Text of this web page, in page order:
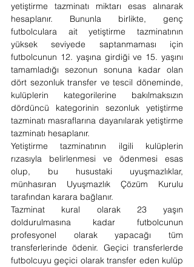
yetiştirme tazminatı miktarı esas alınarak
hesaplanır. Bununla birlikte, genç
futbolculara ait yetiştirme tazminatının
yüksek seviyede saptanmaması için
futbolcunun 12. yaşına girdiği ve 15. yaşını
tamamladığı sezonun sonuna kadar olan
dört sezonluk transfer ve tescil döneminde,
kulüplerin kategorilerine bakılmaksızın
dördüncü kategorinin sezonluk yetiştirme
tazminatı masraflarına dayanılarak yetiştirme
tazminatı hesaplanır.
Yetiştirme tazminatının ilgili kulüplerin
rızasıyla belirlenmesi ve ödenmesi esas
olup, bu husustaki uyuşmazlıklar,
münhasıran Uyuşmazlık Çözüm Kurulu
tarafından karara bağlanır.
Tazminat kural olarak 23 yaşın
doldurulmasına kadar futbolcunun
profesyonel olarak yapacağı tüm
transferlerinde ödenir. Geçici transferlerde
futbolcuyu geçici olarak transfer eden kulüp